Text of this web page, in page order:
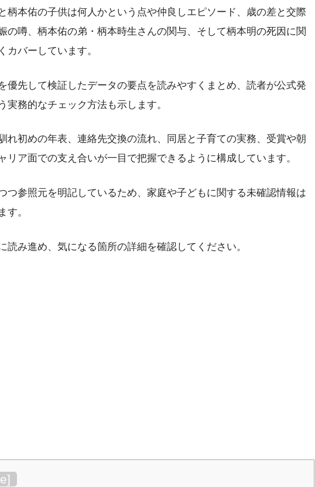
柄本佑の子供は何人かという点や仲良しエピソード、歳の差と交際
の噂、柄本佑の弟・柄本時生さんの関与、そして柄本明の死因に関
カバーしています。
優先して検証したデータの要点を読みやすくまとめ、読者が公式発
実務的なチェック方法も示します。
れ初めの年表、連絡先交換の流れ、同居と子育ての実務、受賞や朝
リア面での支え合いが一目で把握できるように構成しています。
つ参照元を明記しているため、家庭や子どもに関する未確認情報は
す。
読み進め、気になる箇所の詳細を確認してください。
]